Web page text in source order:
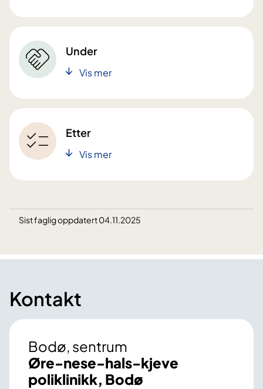
Under
Vis mer
Etter
Vis mer
Sist faglig oppdatert 04.11.2025
Kontakt
Bodø, sentrum
Øre-nese-hals-kjeve
poliklinikk, Bodø